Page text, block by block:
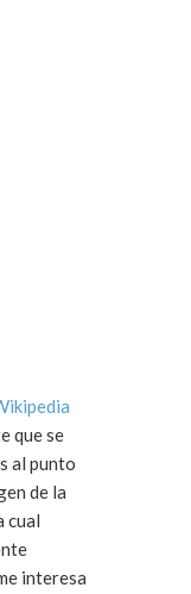
al punto
de la
cual